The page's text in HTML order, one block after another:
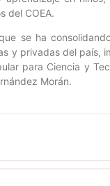
del COEA.
se ha
y privadas del país,
para Ciencia y
Morán.